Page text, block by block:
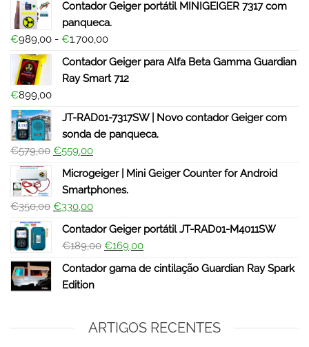
Contador Geiger portátil MINIGEIGER 7317 com
panqueca.
€989,00 - €1.700,00
Contador Geiger para Alfa Beta Gamma Guardian
Ray Smart 712
€899,00
JT-RAD01-7317SW | Novo contador Geiger com
sonda de panqueca.
€579,00 €559,00
Microgeiger | Mini Geiger Counter for Android
Smartphones.
€350,00 €330,00
Contador Geiger portátil JT-RAD01-M4011SW
€189,00 €169,00
Contador gama de cintilação Guardian Ray Spark
Edition
ARTIGOS RECENTES